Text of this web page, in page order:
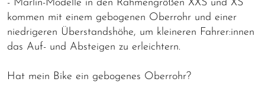
- Marlin-Modelle in den Rahmengrößen XXS und XS
kommen mit einem gebogenen Oberrohr und einer
niedrigeren Überstandshöhe, um kleineren Fahrer:innen
das Auf- und Absteigen zu erleichtern.
Hat mein Bike ein gebogenes Oberrohr?